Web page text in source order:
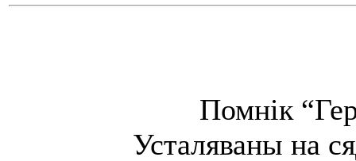
Помнік
Усталяваны на